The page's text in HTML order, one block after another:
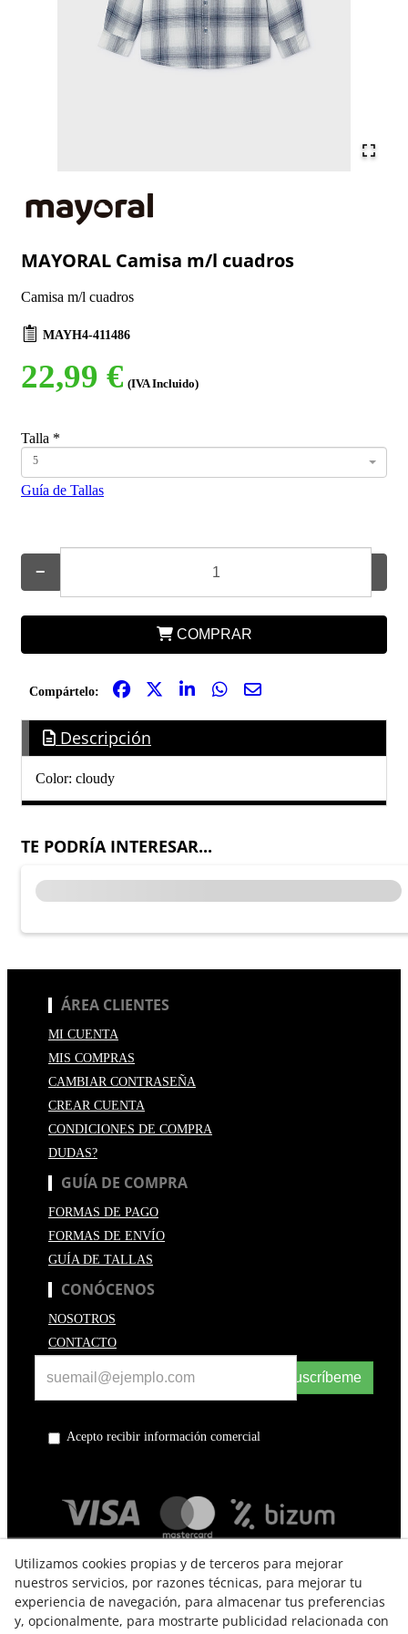
MAYORAL Camisa m/l cuadros
Camisa m/l cuadros
MAYH4-411486
22,99 € (IVA Incluido)
Talla *
5
Guía de Tallas
−
COMPRAR
Compártelo:
Descripción
Color: cloudy
TE PODRÍA INTERESAR...
ÁREA CLIENTES
MI CUENTA
MIS COMPRAS
CAMBIAR CONTRASEÑA
CREAR CUENTA
CONDICIONES DE COMPRA
DUDAS?
GUÍA DE COMPRA
FORMAS DE PAGO
FORMAS DE ENVÍO
GUÍA DE TALLAS
CONÓCENOS
NOSOTROS
CONTACTO
Suscríbeme
Acepto recibir información comercial
Utilizamos cookies propias y de terceros para mejorar
nuestros servicios, por razones técnicas, para mejorar tu
experiencia de navegación, para almacenar tus preferencias
y, opcionalmente, para mostrarte publicidad relacionada con